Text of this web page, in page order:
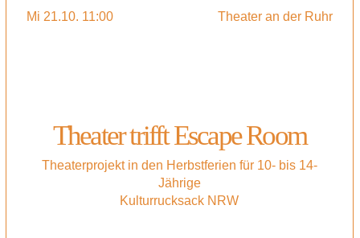
Mi 21.10. 11:00 Theater an der Ruhr
Theater trifft Escape Room
Theaterprojekt in den Herbstferien für 10- bis 14-
Jährige
Kulturrucksack NRW